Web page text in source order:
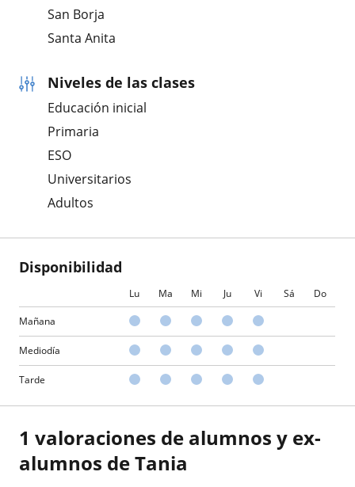
San Borja
Santa Anita
Niveles de las clases
Educación inicial
Primaria
ESO
Universitarios
Adultos
Disponibilidad
Lu Ma Mi Ju Vi Sá Do
Mañana
Mediodía
Tarde
1 valoraciones de alumnos y ex-
alumnos de Tania